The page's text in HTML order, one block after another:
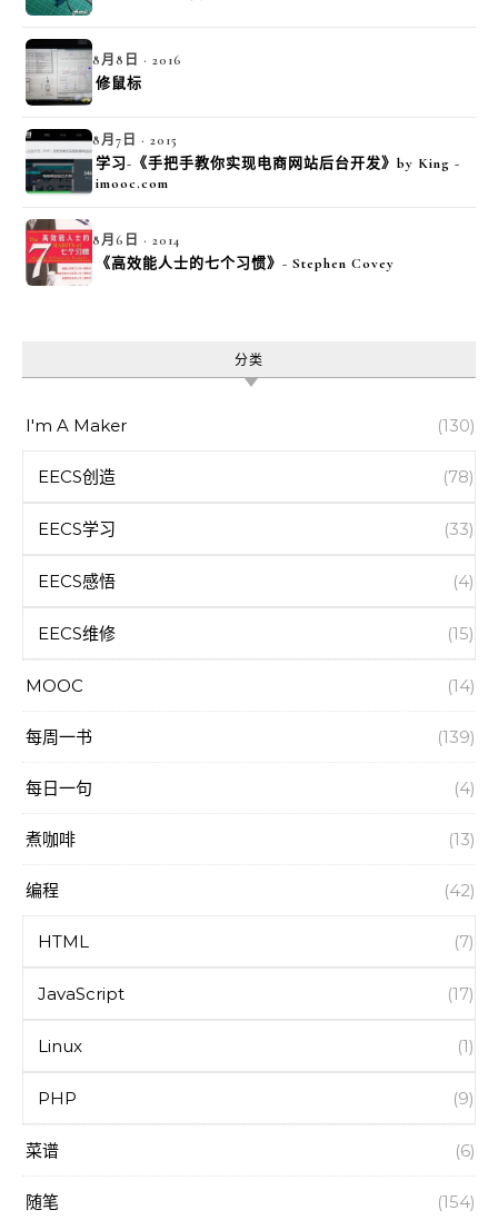
8月8日 · 2016
修鼠标
8月7日 · 2015
学习-《手把手教你实现电商网站后台开发》by King -
imooc.com
8月6日 · 2014
《高效能人士的七个习惯》- Stephen Covey
分类
I'm A Maker (130)
EECS创造 (78)
EECS学习 (33)
EECS感悟 (4)
EECS维修 (15)
MOOC (14)
每周一书 (139)
每日一句 (4)
煮咖啡 (13)
编程 (42)
HTML (7)
JavaScript (17)
Linux (1)
PHP (9)
菜谱 (6)
随笔 (154)